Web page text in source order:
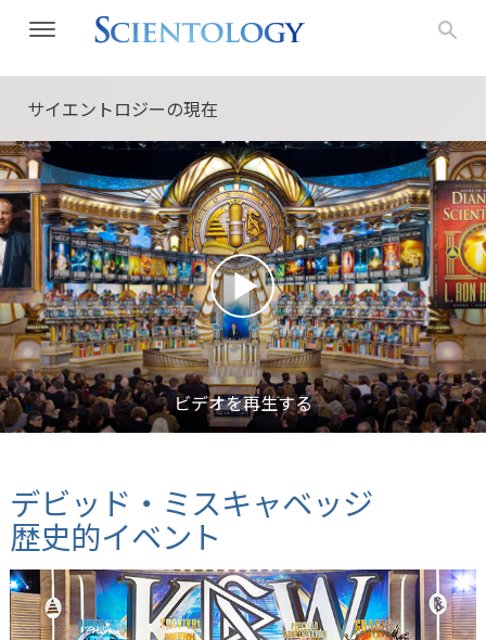
サイエントロジーの現在
ビデオを再生する
デビッド・ミスキャベッジ
歴史的イベント